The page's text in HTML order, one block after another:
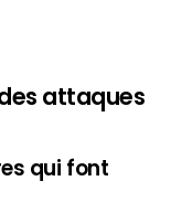
attaques
qui font